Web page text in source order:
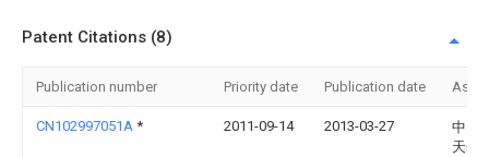
Patent Citations (8)
Publication number Priority date Publication date
CN102997051A * 2011-09-14 2013-03-27
中国
天然